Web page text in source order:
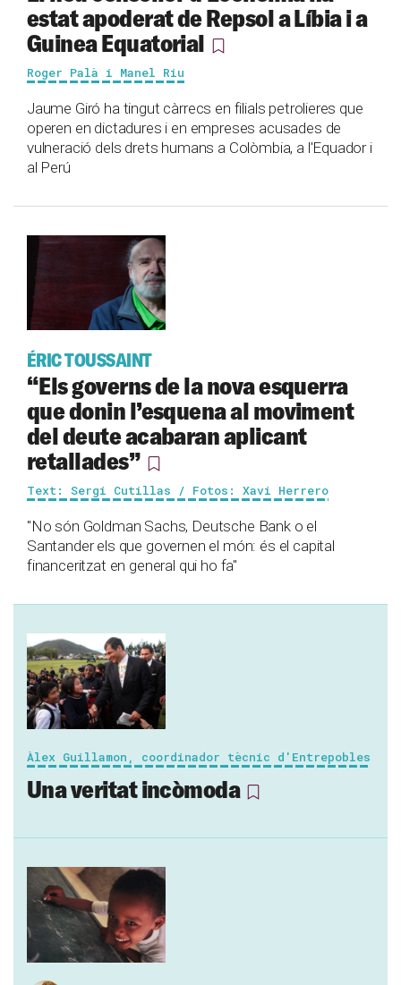
estat apoderat de Repsol a Líbia i a
Guinea Equatorial
Roger Palà i Manel Riu
Jaume Giró ha tingut càrrecs en filials petrolieres que
operen en dictadures i en empreses acusades de
vulneració dels drets humans a Colòmbia, a l'Equador i
al Perú
ÉRIC TOUSSAINT
“Els governs de la nova esquerra
que donin l’esquena al moviment
del deute acabaran aplicant
retallades”
Text: Sergi Cutillas / Fotos: Xavi Herrero
"No són Goldman Sachs, Deutsche Bank o el
Santander els que governen el món: és el capital
financeritzat en general qui ho fa"
Àlex Guillamon, coordinador tècnic d'Entrepobles
Una veritat incòmoda